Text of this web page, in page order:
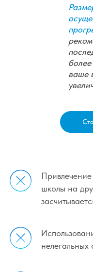
ваше
школы на